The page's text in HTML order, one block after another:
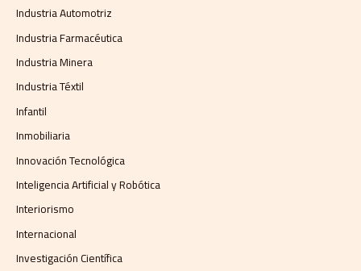
Industria Automotriz
Industria Farmacéutica
Industria Minera
Industria Téxtil
Infantil
Inmobiliaria
Innovación Tecnológica
Inteligencia Artificial y Robótica
Interiorismo
Internacional
Investigación Científica